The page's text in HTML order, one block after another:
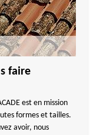
faire
est en mission
formes et tailles.
avoir, nous